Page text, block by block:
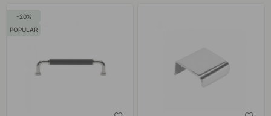
20
POPULAR